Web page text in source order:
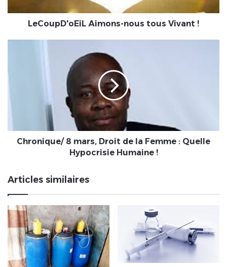
LeCoupD'oEiL Aimons-nous tous Vivant !
Quelle
Hypocrisie
Chronique/ 8 mars, Droit de la Femme : Quelle
Hypocrisie Humaine !
Articles similaires